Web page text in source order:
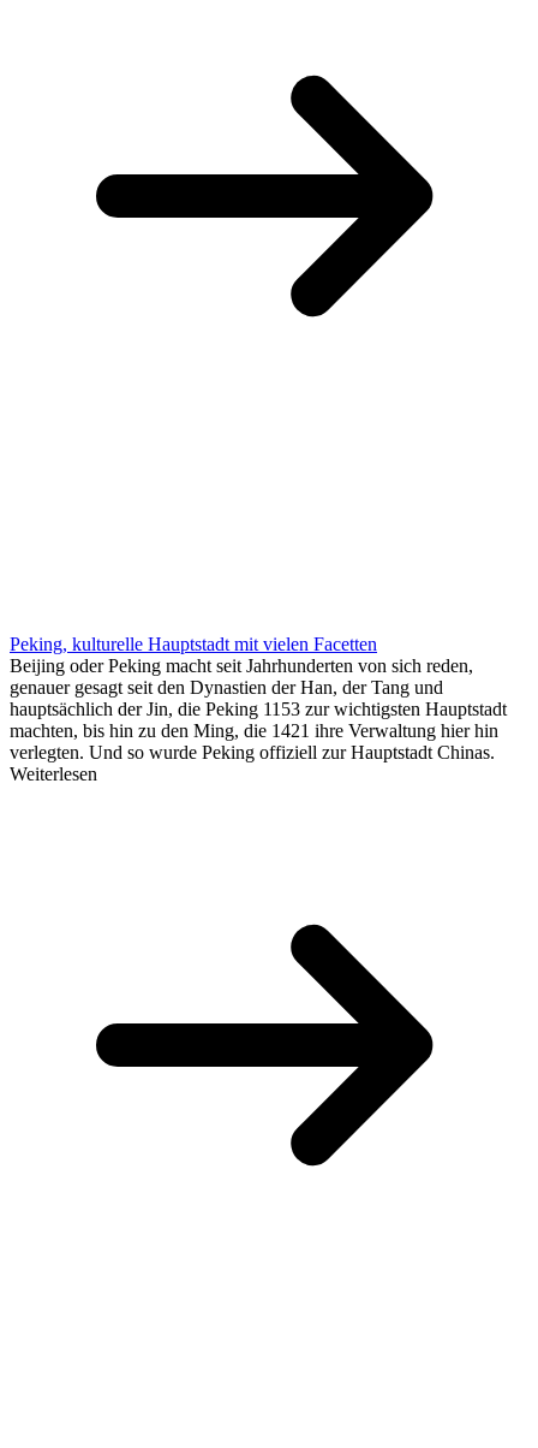
Peking, kulturelle Hauptstadt mit vielen Facetten
Beijing oder Peking macht seit Jahrhunderten von sich reden,
genauer gesagt seit den Dynastien der Han, der Tang und
hauptsächlich der Jin, die Peking 1153 zur wichtigsten Hauptstadt
machten, bis hin zu den Ming, die 1421 ihre Verwaltung hier hin
verlegten. Und so wurde Peking offiziell zur Hauptstadt Chinas.
Weiterlesen